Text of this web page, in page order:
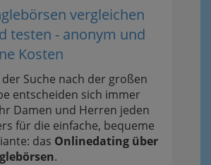
vergleichen
testen - anonym und
Kosten
Suche nach der großen
entscheiden sich immer
Damen und Herren jeden
für die einfache, bequeme
das Onlinedating über
.